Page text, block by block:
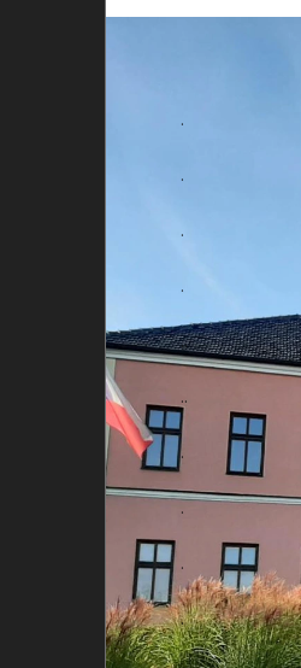
.
.
.
.
..
..
.
.
.
.